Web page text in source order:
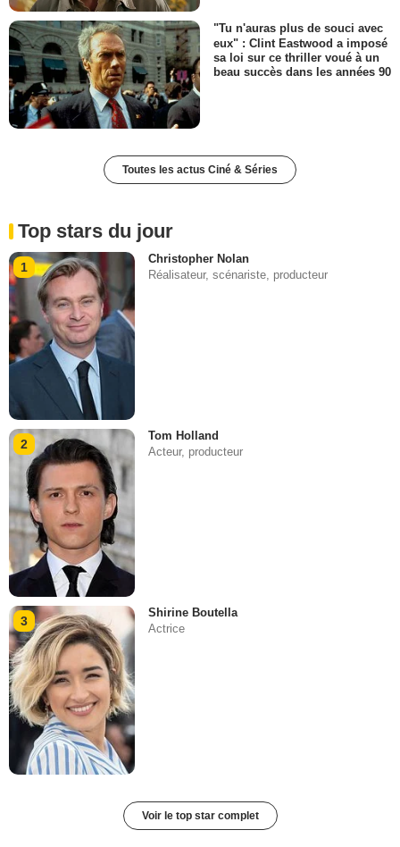
"Tu n'auras plus de souci avec
eux" : Clint Eastwood a imposé
sa loi sur ce thriller voué à un
beau succès dans les années 90
Toutes les actus Ciné & Séries
Top stars du jour
1
Christopher Nolan
Réalisateur, scénariste, producteur
2
Tom Holland
Acteur, producteur
3
Shirine Boutella
Actrice
Voir le top star complet